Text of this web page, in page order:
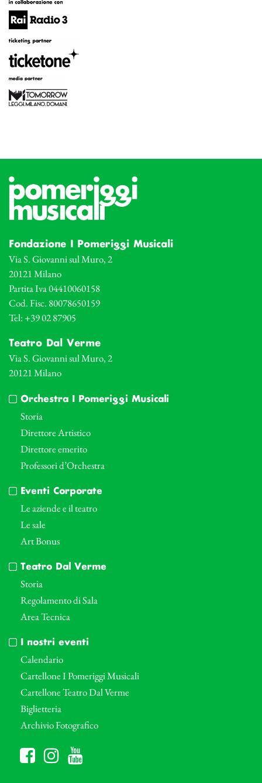
Fondazione I Pomeriggi Musicali
Via S. Giovanni sul Muro, 2
20121 Milano
Partita Iva 04410060158
Cod. Fisc. 80078650159
Tel: +39 02 87905
Teatro Dal Verme
Via S. Giovanni sul Muro, 2
20121 Milano
Orchestra I Pomeriggi Musicali
Storia
Direttore Artistico
Direttore emerito
Professori d’Orchestra
Eventi Corporate
Le aziende e il teatro
Le sale
Art Bonus
Teatro Dal Verme
Storia
Regolamento di Sala
Area Tecnica
I nostri eventi
Calendario
Cartellone I Pomeriggi Musicali
Cartellone Teatro Dal Verme
Biglietteria
Archivio Fotografico